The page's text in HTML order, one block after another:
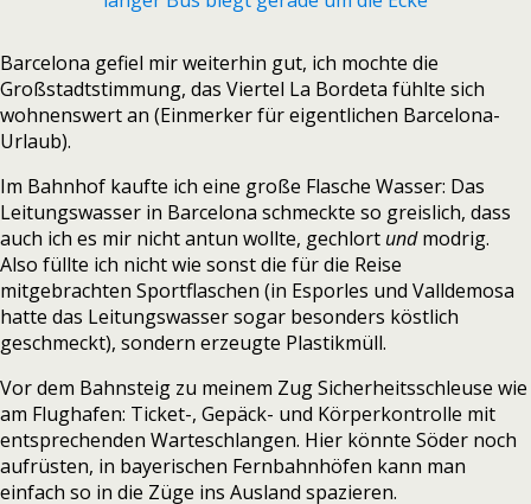
Barcelona gefiel mir weiterhin gut, ich mochte die
Großstadtstimmung, das Viertel La Bordeta fühlte sich
wohnenswert an (Einmerker für eigentlichen Barcelona-
Urlaub).
Im Bahnhof kaufte ich eine große Flasche Wasser: Das
Leitungswasser in Barcelona schmeckte so greislich, dass
auch ich es mir nicht antun wollte, gechlort undmodrig.
Also füllte ich nicht wie sonst die für die Reise
mitgebrachten Sportflaschen (in Esporles und Valldemosa
hatte das Leitungswasser sogar besonders köstlich
geschmeckt), sondern erzeugte Plastikmüll.
Vor dem Bahnsteig zu meinem Zug Sicherheitsschleuse wie
am Flughafen: Ticket-, Gepäck- und Körperkontrolle mit
entsprechenden Warteschlangen. Hier könnte Söder noch
aufrüsten, in bayerischen Fernbahnhöfen kann man
einfach so in die Züge ins Ausland spazieren.